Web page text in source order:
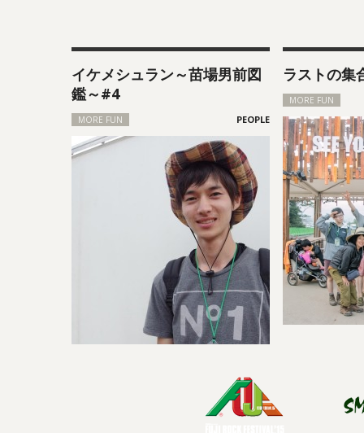
イケメシュラン～苗場男前図
鑑～#4
MORE FUN
ラストの集
MORE FUN